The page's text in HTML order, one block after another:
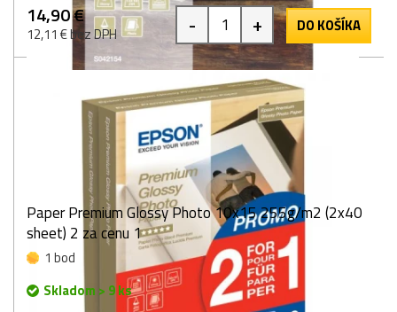
14,90 €
12,11 € bez DPH - + DO KOŠÍKA
Paper Premium Glossy Photo 10x15 255g/m2 (2x40
sheet) 2 za cenu 1
1 bod
Skladom > 9 ks